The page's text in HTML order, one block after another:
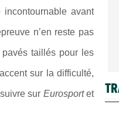
avant
n’en reste pas
taillés pour les
sur la difficulté,
sur Eurosportet